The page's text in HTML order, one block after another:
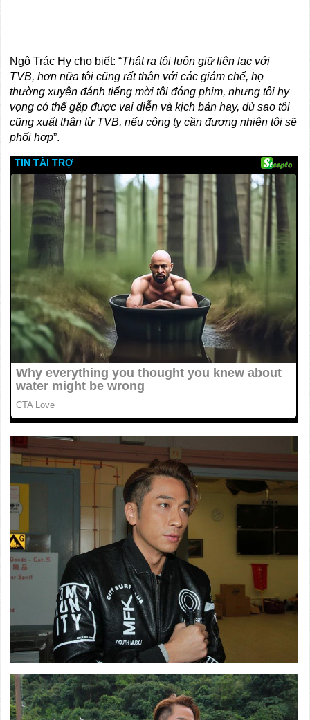
Ngô Trác Hy cho biết: “Thật ra tôi luôn giữ liên lạc với
TVB, hơn nữa tôi cũng rất thân với các giám chế, họ
thường xuyên đánh tiếng mời tôi đóng phim, nhưng tôi hy
vọng có thể gặp được vai diễn và kịch bản hay, dù sao tôi
cũng xuất thân từ TVB, nếu công ty cần đương nhiên tôi sẽ
phối hợp”.